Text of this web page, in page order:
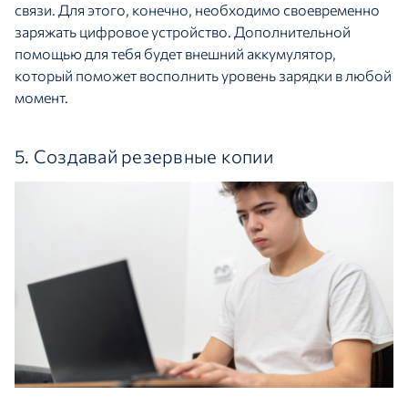
связи. Для этого, конечно, необходимо своевременно
заряжать цифровое устройство. Дополнительной
помощью для тебя будет внешний аккумулятор,
который поможет восполнить уровень зарядки в любой
момент.
5. Создавай резервные копии